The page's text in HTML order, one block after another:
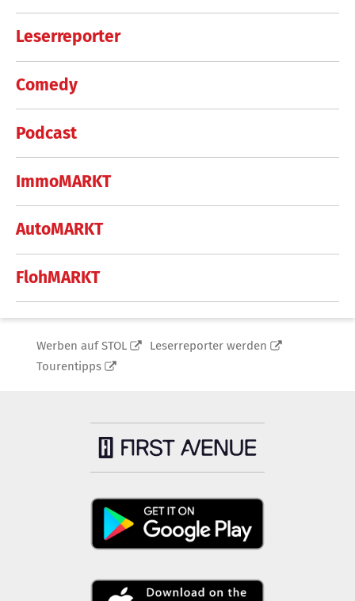
Leserreporter
Comedy
Podcast
ImmoMARKT
AutoMARKT
FlohMARKT
Werben auf STOL
Leserreporter werden
Tourentipps